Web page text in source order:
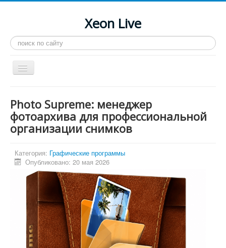
Xeon Live
Искать...
Toggle
Navigation
LGA 2011-3
LGA 2011
Инструкции
Рейтинги
Конференция
Системные программы
Софт
Photo Supreme: менеджер
фотоархива для профессиональной
организации снимков
Категория: Графические программы
Опубликовано: 20 мая 2026